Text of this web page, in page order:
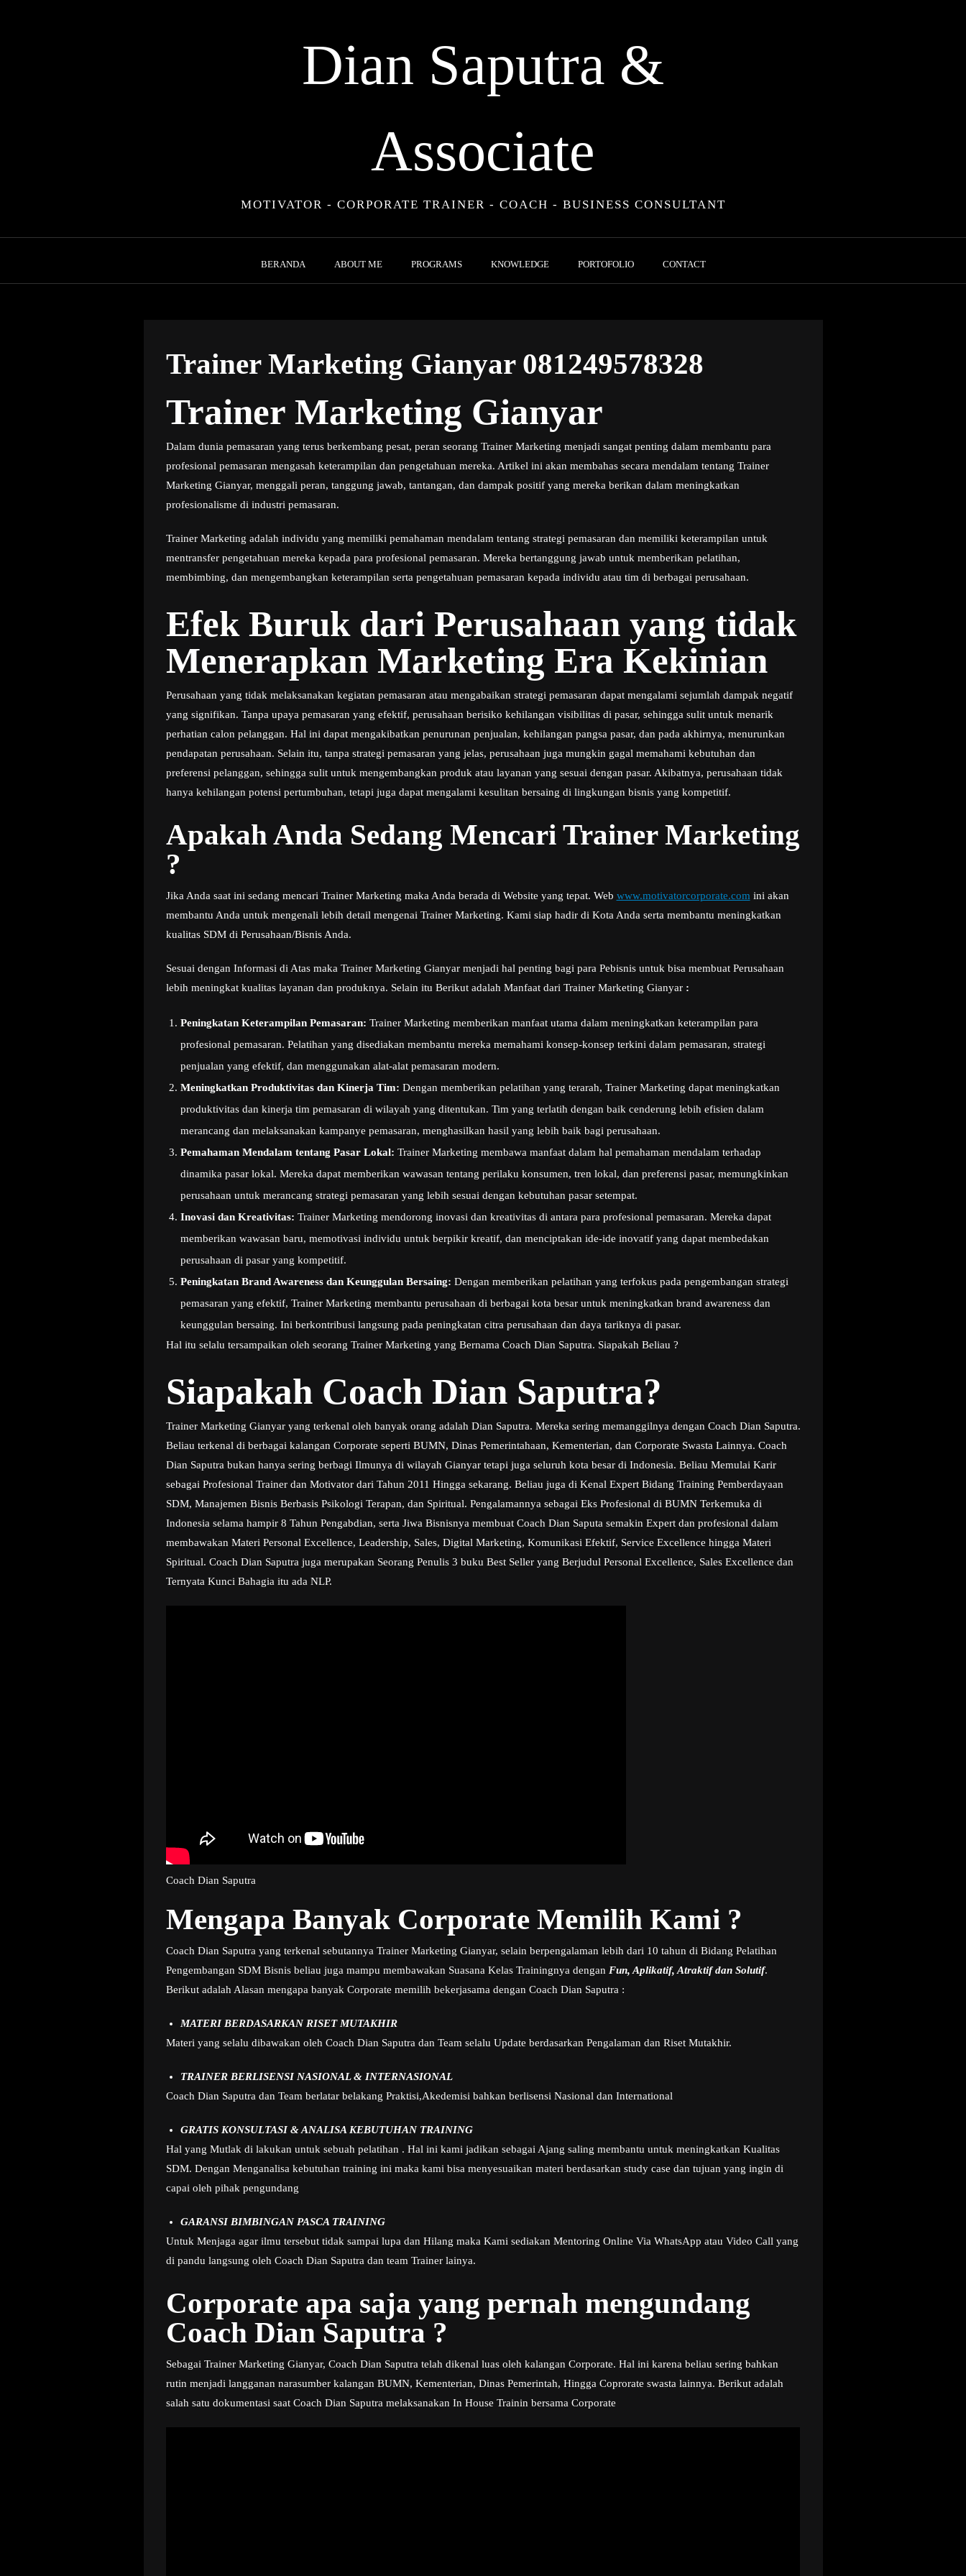
Dian Saputra &
Associate
MOTIVATOR - CORPORATE TRAINER - COACH - BUSINESS CONSULTANT
BERANDA ABOUT ME PROGRAMS KNOWLEDGE PORTOFOLIO CONTACT
Trainer Marketing Gianyar 081249578328
Trainer Marketing Gianyar
Dalam dunia pemasaran yang terus berkembang pesat, peran seorang Trainer Marketing menjadi sangat penting dalam membantu para
profesional pemasaran mengasah keterampilan dan pengetahuan mereka. Artikel ini akan membahas secara mendalam tentang Trainer
Marketing Gianyar, menggali peran, tanggung jawab, tantangan, dan dampak positif yang mereka berikan dalam meningkatkan
profesionalisme di industri pemasaran.
Trainer Marketing adalah individu yang memiliki pemahaman mendalam tentang strategi pemasaran dan memiliki keterampilan untuk
mentransfer pengetahuan mereka kepada para profesional pemasaran. Mereka bertanggung jawab untuk memberikan pelatihan,
membimbing, dan mengembangkan keterampilan serta pengetahuan pemasaran kepada individu atau tim di berbagai perusahaan.
Efek Buruk dari Perusahaan yang tidak
Menerapkan Marketing Era Kekinian
Perusahaan yang tidak melaksanakan kegiatan pemasaran atau mengabaikan strategi pemasaran dapat mengalami sejumlah dampak negatif
yang signifikan. Tanpa upaya pemasaran yang efektif, perusahaan berisiko kehilangan visibilitas di pasar, sehingga sulit untuk menarik
perhatian calon pelanggan. Hal ini dapat mengakibatkan penurunan penjualan, kehilangan pangsa pasar, dan pada akhirnya, menurunkan
pendapatan perusahaan. Selain itu, tanpa strategi pemasaran yang jelas, perusahaan juga mungkin gagal memahami kebutuhan dan
preferensi pelanggan, sehingga sulit untuk mengembangkan produk atau layanan yang sesuai dengan pasar. Akibatnya, perusahaan tidak
hanya kehilangan potensi pertumbuhan, tetapi juga dapat mengalami kesulitan bersaing di lingkungan bisnis yang kompetitif.
Apakah Anda Sedang Mencari Trainer Marketing
?
Jika Anda saat ini sedang mencari Trainer Marketing maka Anda berada di Website yang tepat. Web www.motivatorcorporate.com ini akan
membantu Anda untuk mengenali lebih detail mengenai Trainer Marketing. Kami siap hadir di Kota Anda serta membantu meningkatkan
kualitas SDM di Perusahaan/Bisnis Anda.
Sesuai dengan Informasi di Atas maka Trainer Marketing Gianyar menjadi hal penting bagi para Pebisnis untuk bisa membuat Perusahaan
lebih meningkat kualitas layanan dan produknya. Selain itu Berikut adalah Manfaat dari Trainer Marketing Gianyar :
Peningkatan Keterampilan Pemasaran: Trainer Marketing memberikan manfaat utama dalam meningkatkan keterampilan para
profesional pemasaran. Pelatihan yang disediakan membantu mereka memahami konsep-konsep terkini dalam pemasaran, strategi
penjualan yang efektif, dan menggunakan alat-alat pemasaran modern.
Meningkatkan Produktivitas dan Kinerja Tim: Dengan memberikan pelatihan yang terarah, Trainer Marketing dapat meningkatkan
produktivitas dan kinerja tim pemasaran di wilayah yang ditentukan. Tim yang terlatih dengan baik cenderung lebih efisien dalam
merancang dan melaksanakan kampanye pemasaran, menghasilkan hasil yang lebih baik bagi perusahaan.
Pemahaman Mendalam tentang Pasar Lokal: Trainer Marketing membawa manfaat dalam hal pemahaman mendalam terhadap
dinamika pasar lokal. Mereka dapat memberikan wawasan tentang perilaku konsumen, tren lokal, dan preferensi pasar, memungkinkan
perusahaan untuk merancang strategi pemasaran yang lebih sesuai dengan kebutuhan pasar setempat.
Inovasi dan Kreativitas: Trainer Marketing mendorong inovasi dan kreativitas di antara para profesional pemasaran. Mereka dapat
memberikan wawasan baru, memotivasi individu untuk berpikir kreatif, dan menciptakan ide-ide inovatif yang dapat membedakan
perusahaan di pasar yang kompetitif.
Peningkatan Brand Awareness dan Keunggulan Bersaing: Dengan memberikan pelatihan yang terfokus pada pengembangan strategi
pemasaran yang efektif, Trainer Marketing membantu perusahaan di berbagai kota besar untuk meningkatkan brand awareness dan
keunggulan bersaing. Ini berkontribusi langsung pada peningkatan citra perusahaan dan daya tariknya di pasar.
Hal itu selalu tersampaikan oleh seorang Trainer Marketing yang Bernama Coach Dian Saputra. Siapakah Beliau ?
Siapakah Coach Dian Saputra?
Trainer Marketing Gianyar yang terkenal oleh banyak orang adalah Dian Saputra. Mereka sering memanggilnya dengan Coach Dian Saputra.
Beliau terkenal di berbagai kalangan Corporate seperti BUMN, Dinas Pemerintahaan, Kementerian, dan Corporate Swasta Lainnya. Coach
Dian Saputra bukan hanya sering berbagi Ilmunya di wilayah Gianyar tetapi juga seluruh kota besar di Indonesia. Beliau Memulai Karir
sebagai Profesional Trainer dan Motivator dari Tahun 2011 Hingga sekarang. Beliau juga di Kenal Expert Bidang Training Pemberdayaan
SDM, Manajemen Bisnis Berbasis Psikologi Terapan, dan Spiritual. Pengalamannya sebagai Eks Profesional di BUMN Terkemuka di
Indonesia selama hampir 8 Tahun Pengabdian, serta Jiwa Bisnisnya membuat Coach Dian Saputa semakin Expert dan profesional dalam
membawakan Materi Personal Excellence, Leadership, Sales, Digital Marketing, Komunikasi Efektif, Service Excellence hingga Materi
Spiritual. Coach Dian Saputra juga merupakan Seorang Penulis 3 buku Best Seller yang Berjudul Personal Excellence, Sales Excellence dan
Ternyata Kunci Bahagia itu ada NLP.
Coach Dian Saputra
Mengapa Banyak Corporate Memilih Kami ?
Coach Dian Saputra yang terkenal sebutannya Trainer Marketing Gianyar, selain berpengalaman lebih dari 10 tahun di Bidang Pelatihan
Pengembangan SDM Bisnis beliau juga mampu membawakan Suasana Kelas Trainingnya dengan Fun, Aplikatif, Atraktif dan Solutif.
Berikut adalah Alasan mengapa banyak Corporate memilih bekerjasama dengan Coach Dian Saputra :
MATERI BERDASARKAN RISET MUTAKHIR
Materi yang selalu dibawakan oleh Coach Dian Saputra dan Team selalu Update berdasarkan Pengalaman dan Riset Mutakhir.
TRAINER BERLISENSI NASIONAL & INTERNASIONAL
Coach Dian Saputra dan Team berlatar belakang Praktisi,Akedemisi bahkan berlisensi Nasional dan International
GRATIS KONSULTASI & ANALISA KEBUTUHAN TRAINING
Hal yang Mutlak di lakukan untuk sebuah pelatihan . Hal ini kami jadikan sebagai Ajang saling membantu untuk meningkatkan Kualitas
SDM. Dengan Menganalisa kebutuhan training ini maka kami bisa menyesuaikan materi berdasarkan study case dan tujuan yang ingin di
capai oleh pihak pengundang
GARANSI BIMBINGAN PASCA TRAINING
Untuk Menjaga agar ilmu tersebut tidak sampai lupa dan Hilang maka Kami sediakan Mentoring Online Via WhatsApp atau Video Call yang
di pandu langsung oleh Coach Dian Saputra dan team Trainer lainya.
Corporate apa saja yang pernah mengundang
Coach Dian Saputra ?
Sebagai Trainer Marketing Gianyar, Coach Dian Saputra telah dikenal luas oleh kalangan Corporate. Hal ini karena beliau sering bahkan
rutin menjadi langganan narasumber kalangan BUMN, Kementerian, Dinas Pemerintah, Hingga Coprorate swasta lainnya. Berikut adalah
salah satu dokumentasi saat Coach Dian Saputra melaksanakan In House Trainin bersama Corporate